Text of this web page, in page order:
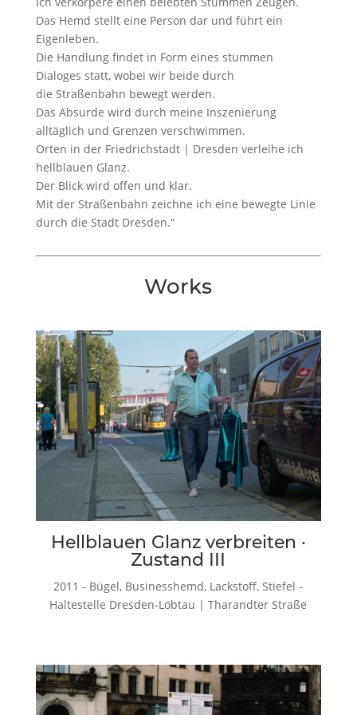
Das Hemd stellt eine Person dar und führt ein
Eigenleben.
Die Handlung findet in Form eines stummen
Dialoges statt, wobei wir beide durch
die Straßenbahn bewegt werden.
Das Absurde wird durch meine Inszenierung
alltäglich und Grenzen verschwimmen.
Orten in der Friedrichstadt | Dresden verleihe ich
hellblauen Glanz.
Der Blick wird offen und klar.
Mit der Straßenbahn zeichne ich eine bewegte Linie
durch die Stadt Dresden.“
Works
Hellblauen Glanz verbreiten ·
Zustand III
2011 - Bügel, Businesshemd, Lackstoff, Stiefel -
Haltestelle Dresden-Löbtau | Tharandter Straße